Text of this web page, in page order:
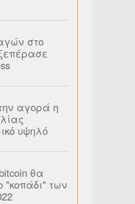
στο
αγορά η
υψηλό
θα
"κοπάδι" των